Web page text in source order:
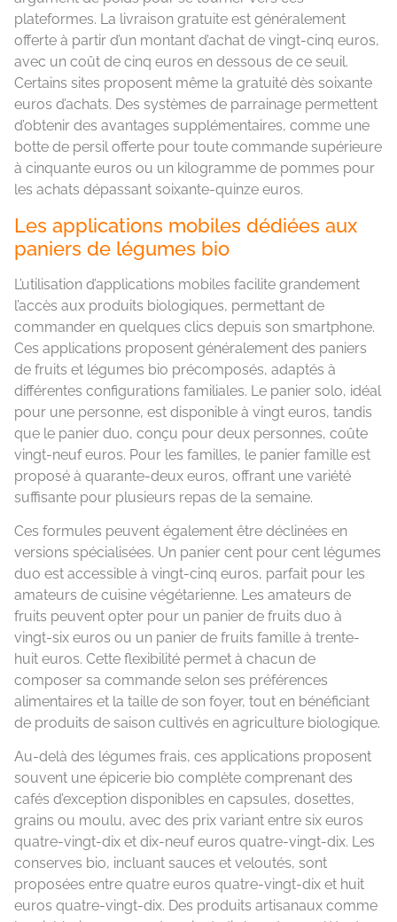
plateformes. La livraison gratuite est généralement
offerte à partir d’un montant d’achat de vingt-cinq euros,
avec un coût de cinq euros en dessous de ce seuil.
Certains sites proposent même la gratuité dès soixante
euros d’achats. Des systèmes de parrainage permettent
d’obtenir des avantages supplémentaires, comme une
botte de persil offerte pour toute commande supérieure
à cinquante euros ou un kilogramme de pommes pour
les achats dépassant soixante-quinze euros.
Les applications mobiles dédiées aux
paniers de légumes bio
L’utilisation d’applications mobiles facilite grandement
l’accès aux produits biologiques, permettant de
commander en quelques clics depuis son smartphone.
Ces applications proposent généralement des paniers
de fruits et légumes bio précomposés, adaptés à
différentes configurations familiales. Le panier solo, idéal
pour une personne, est disponible à vingt euros, tandis
que le panier duo, conçu pour deux personnes, coûte
vingt-neuf euros. Pour les familles, le panier famille est
proposé à quarante-deux euros, offrant une variété
suffisante pour plusieurs repas de la semaine.
Ces formules peuvent également être déclinées en
versions spécialisées. Un panier cent pour cent légumes
duo est accessible à vingt-cinq euros, parfait pour les
amateurs de cuisine végétarienne. Les amateurs de
fruits peuvent opter pour un panier de fruits duo à
vingt-six euros ou un panier de fruits famille à trente-
huit euros. Cette flexibilité permet à chacun de
composer sa commande selon ses préférences
alimentaires et la taille de son foyer, tout en bénéficiant
de produits de saison cultivés en agriculture biologique.
Au-delà des légumes frais, ces applications proposent
souvent une épicerie bio complète comprenant des
cafés d’exception disponibles en capsules, dosettes,
grains ou moulu, avec des prix variant entre six euros
quatre-vingt-dix et dix-neuf euros quatre-vingt-dix. Les
conserves bio, incluant sauces et veloutés, sont
proposées entre quatre euros quatre-vingt-dix et huit
euros quatre-vingt-dix. Des produits artisanaux comme